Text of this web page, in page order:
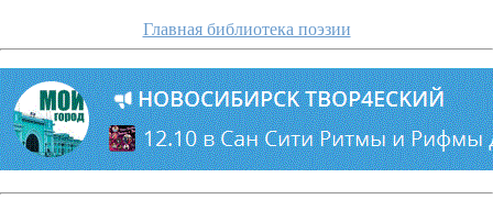
Главная библиотека поэзии